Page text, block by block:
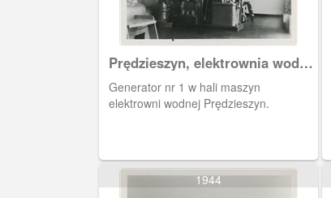
Prędzieszyn, elektrownia wodna
na Raduni
Generator nr 1 w hali maszyn
elektrowni wodnej Prędzieszyn.
1944